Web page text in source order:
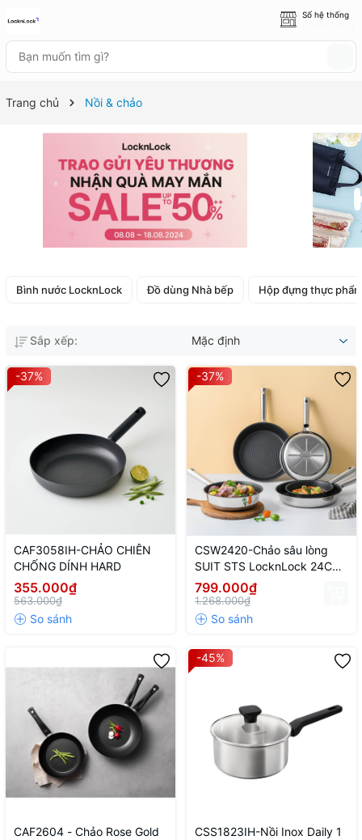
Số hệ thống
Trang chủ Nồi & chảo
Bình nước LocknLock Đồ dùng Nhà bếp Hộp đựng thực phẩm
Sắp xếp: Mặc định
-37%
CAF3058IH-CHẢO CHIÊN
CHỐNG DÍNH HARD
355.000₫
563.000₫
-37%
CSW2420-Chảo sâu lòng
SUIT STS LocknLock 24CM
- CN-4-STS-Single
799.000₫
1.268.000₫
CAF2604 - Chảo Rose Gold
-45%
CSS1823IH-Nồi Inox Daily 1